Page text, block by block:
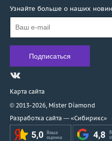
Узнайте больше о наших
Карта сайта
© 2013-2026, Mister Diamond
Разработка сайта — «Сибирикс»